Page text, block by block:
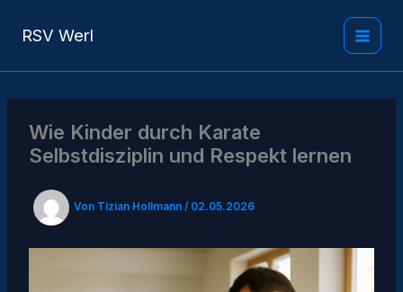
InhaltRSV Werl
Wie Kinder durch Karate
Selbstdisziplin und Respekt lernen
Von Tizian Hollmann / 02.05.2026